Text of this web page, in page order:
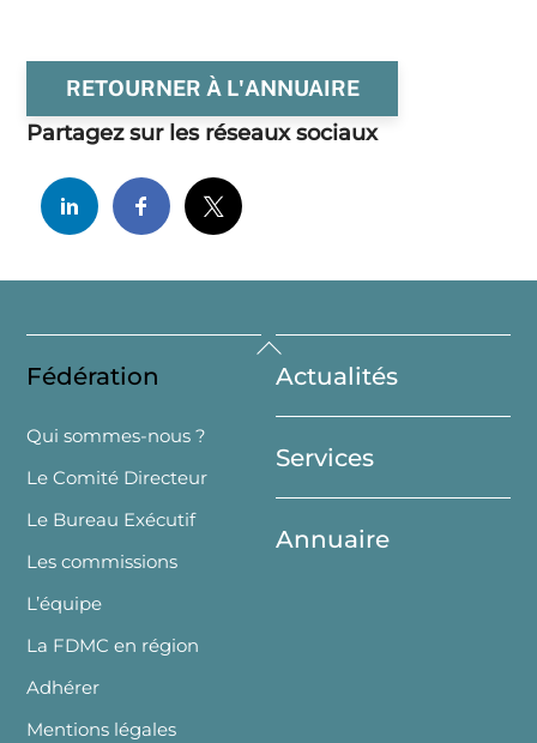
RETOURNER À L'ANNUAIRE
Partagez sur les réseaux sociaux
Back
To
Top
Fédération
Qui sommes-nous ?
Le Comité Directeur
Le Bureau Exécutif
Les commissions
L’équipe
La FDMC en région
Adhérer
Mentions légales
Actualités
Services
Annuaire